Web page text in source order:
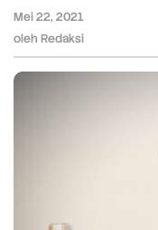
Mei 22, 2021
oleh Redaksi